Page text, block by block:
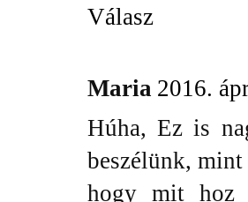
Válasz
Maria 2016.
Húha, Ez is
beszélünk,
hogy mit hoz